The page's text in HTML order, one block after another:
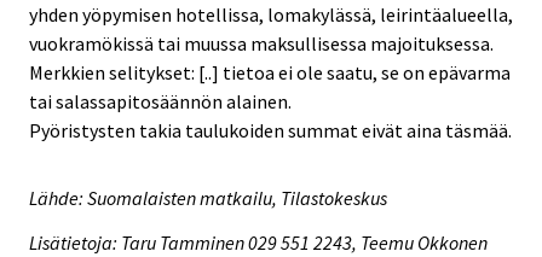
yhden yöpymisen hotellissa, lomakylässä, leirintäalueella,
vuokramökissä tai muussa maksullisessa majoituksessa.
Merkkien selitykset: [..] tietoa ei ole saatu, se on epävarma
tai salassapitosäännön alainen.
Pyöristysten takia taulukoiden summat eivät aina täsmää.
Lähde: Suomalaisten matkailu, Tilastokeskus
Lisätietoja: Taru Tamminen 029 551 2243, Teemu Okkonen